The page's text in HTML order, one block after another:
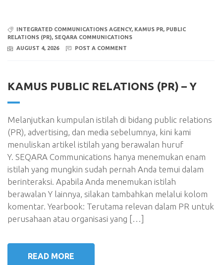
INTEGRATED COMMUNICATIONS AGENCY, KAMUS PR, PUBLIC
RELATIONS (PR), SEQARA COMMUNICATIONS
AUGUST 4, 2026
POST A COMMENT
KAMUS PUBLIC RELATIONS (PR) – Y
Melanjutkan kumpulan istilah di bidang public relations
(PR), advertising, dan media sebelumnya, kini kami
menuliskan artikel istilah yang berawalan huruf
Y. SEQARA Communications hanya menemukan enam
istilah yang mungkin sudah pernah Anda temui dalam
berinteraksi. Apabila Anda menemukan istilah
berawalan Y lainnya, silakan tambahkan melalui kolom
komentar. Yearbook: Terutama relevan dalam PR untuk
perusahaan atau organisasi yang […]
READ MORE